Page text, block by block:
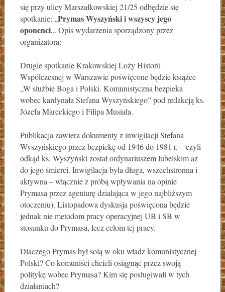
się przy ulicy Marszałkowskiej 21/25 odbędzie się
spotkanie: „Prymas Wyszyński i wszyscy jego
oponenci„. Opis wydarzenia sporządzony przez
organizatora:
Drugie spotkanie Krakowskiej Loży Historii
Współczesnej w Warszawie poświęcone będzie książce
„W służbie Boga i Polski. Komunistyczna bezpieka
wobec kardynała Stefana Wyszyńskiego” pod redakcją ks.
Józefa Mareckiego i Filipa Musiała.
Publikacja zawiera dokumenty z inwigilacji Stefana
Wyszyńskiego przez bezpiekę od 1946 do 1981 r. – czyli
odkąd ks. Wyszyński został ordynariuszem lubelskim aż
do jego śmierci. Inwigilacja była długa, wszechstronna i
aktywna – włącznie z próbą wpływania na opinie
Prymasa przez agenturę działająca w jego najbliższym
otoczeniu). Listopadowa dyskusja poświęcona będzie
jednak nie metodom pracy operacyjnej UB i SB w
stosunku do Prymasa, lecz celom tej pracy.
Dlaczego Prymas był solą w oku władz komunistycznej
Polski? Co komuniści chcieli osiągnąć przez swoją
politykę wobec Prymasa? Kim się posługiwali w tych
działaniach?